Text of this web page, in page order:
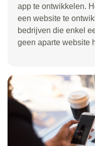
app te ontwikkelen.
een website te
bedrijven die enkel
geen aparte website